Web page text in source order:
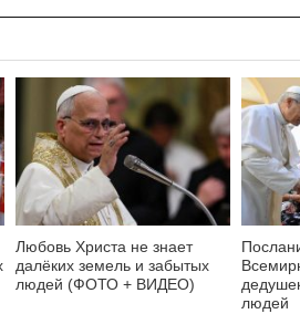
Любовь Христа не знает
далёких земель и забытых
людей (ФОТО + ВИДЕО)
людей